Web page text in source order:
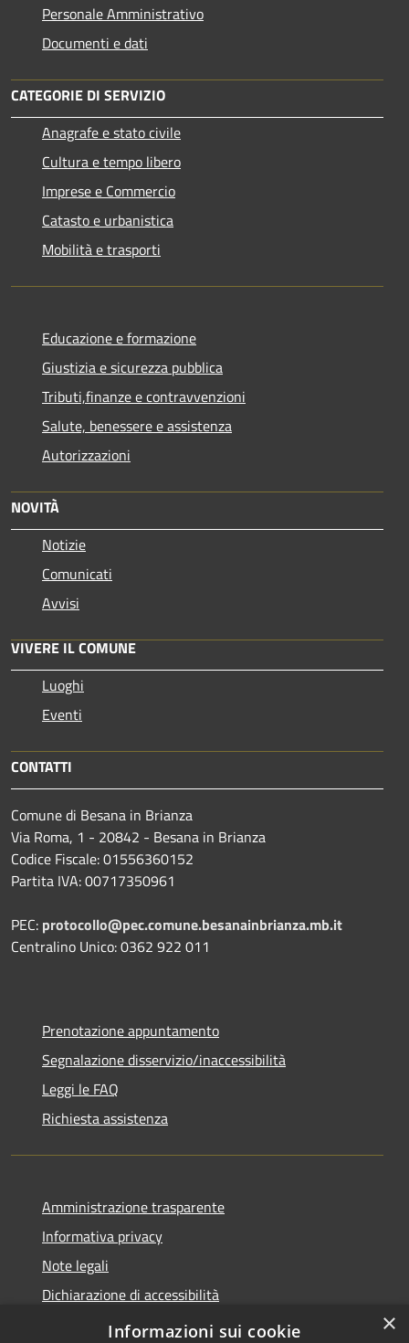
Personale Amministrativo
Documenti e dati
CATEGORIE DI SERVIZIO
Anagrafe e stato civile
Cultura e tempo libero
Imprese e Commercio
Catasto e urbanistica
Mobilità e trasporti
Educazione e formazione
Giustizia e sicurezza pubblica
Tributi,finanze e contravvenzioni
Salute, benessere e assistenza
Autorizzazioni
NOVITÀ
Notizie
Comunicati
Avvisi
VIVERE IL COMUNE
Luoghi
Eventi
CONTATTI
Comune di Besana in Brianza
Via Roma, 1 - 20842 - Besana in Brianza
Codice Fiscale: 01556360152
Partita IVA: 00717350961
PEC: protocollo@pec.comune.besanainbrianza.mb.it
Centralino Unico: 0362 922 011
Prenotazione appuntamento
Segnalazione disservizio/inaccessibilità
Leggi le FAQ
Richiesta assistenza
Amministrazione trasparente
Informativa privacy
Note legali
Dichiarazione di accessibilità
Dichiarazione di accessibilità APP Municipium
×
Informazioni sui cookie